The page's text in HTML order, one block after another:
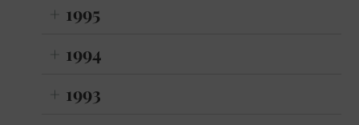
1995
1994
1993